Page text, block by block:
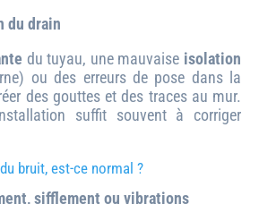
du drain
du tuyau, une mauvaise isolation
ou des erreurs de pose dans la
des gouttes et des traces au mur.
suffit souvent à corriger
bruit, est-ce normal ?
sifflement ou vibrations